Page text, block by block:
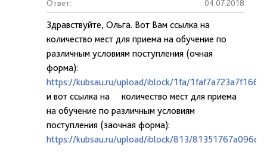
Ответ: 04.07.2018
Здравствуйте, Ольга. Вот Вам ссылка на
количество мест для приема на обучение по
различным условиям поступления (очная
форма):
https://kubsau.ru/upload/iblock/1fa/
и вот ссылка на количество мест для приема
на обучение по различным условиям
поступления (заочная форма):
https://kubsau.ru/upload/iblock/813/